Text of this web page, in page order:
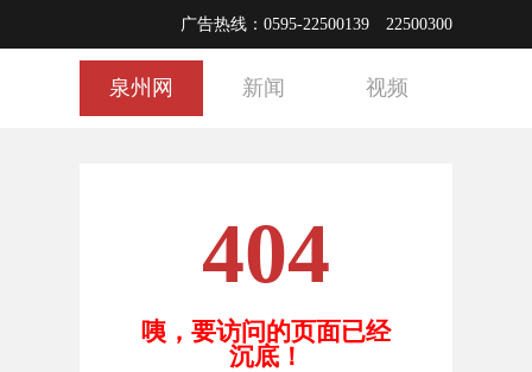
广告热线：0595-22500139 22500300
泉州网 新闻 视频
404
咦，要访问的页面已经
沉底！